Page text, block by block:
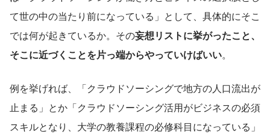
て世の中の当たり前になっている」として、具体的にそこ
では何が起きているか。その妄想リストに挙がったこと、
そこに近づくことを片っ端からやっていけばいい。
例を挙げれば、「クラウドソーシングで地方の人口流出が
止まる」とか「クラウドソーシング活用がビジネスの必須
スキルとなり、大学の教養課程の必修科目になっている」